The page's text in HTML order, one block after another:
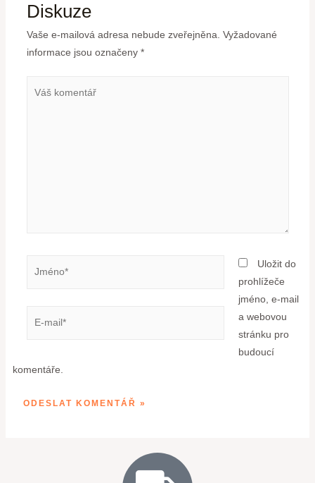
Diskuze
Vaše e-mailová adresa nebude zveřejněna. Vyžadované
informace jsou označeny *
Uložit do
prohlížeče
jméno, e-mail
a webovou
stránku pro
budoucí
komentáře.